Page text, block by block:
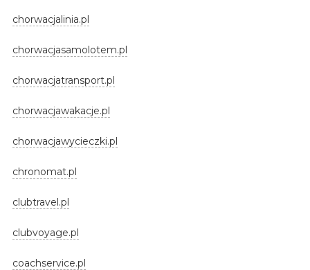
chorwacjalinia.pl
chorwacjasamolotem.pl
chorwacjatransport.pl
chorwacjawakacje.pl
chorwacjawycieczki.pl
chronomat.pl
clubtravel.pl
clubvoyage.pl
coachservice.pl